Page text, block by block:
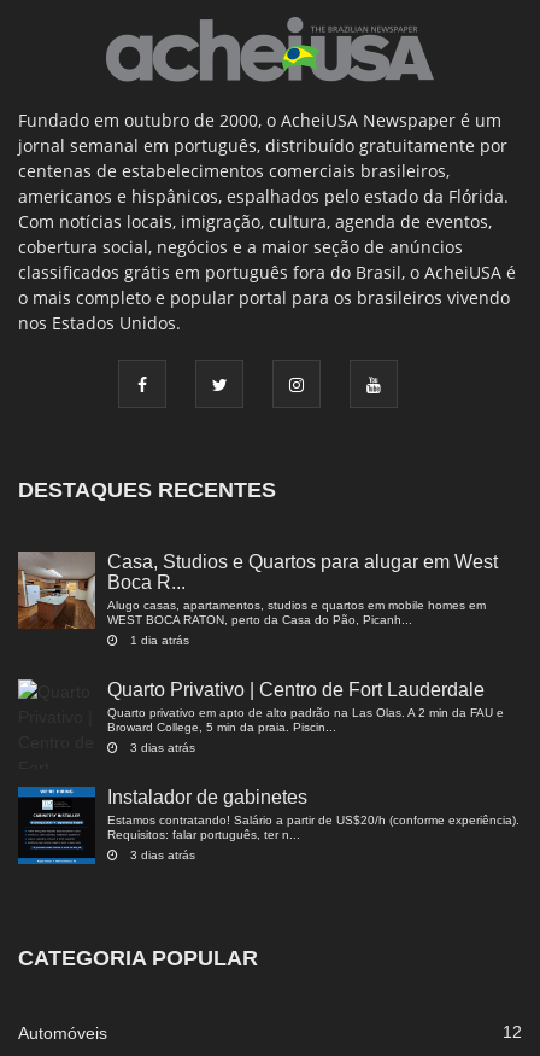
Fundado em outubro de 2000, o AcheiUSA Newspaper é um
jornal semanal em português, distribuído gratuitamente por
centenas de estabelecimentos comerciais brasileiros,
americanos e hispânicos, espalhados pelo estado da Flórida.
Com notícias locais, imigração, cultura, agenda de eventos,
cobertura social, negócios e a maior seção de anúncios
classificados grátis em português fora do Brasil, o AcheiUSA é
o mais completo e popular portal para os brasileiros vivendo
nos Estados Unidos.
DESTAQUES RECENTES
Casa, Studios e Quartos para alugar em West
Boca R...
Alugo casas, apartamentos, studios e quartos em mobile homes em
WEST BOCA RATON, perto da Casa do Pão, Picanh...
1 dia atrás
Quarto Privativo | Centro de Fort Lauderdale
Quarto privativo em apto de alto padrão na Las Olas. A 2 min da FAU e
Broward College, 5 min da praia. Piscin...
3 dias atrás
Instalador de gabinetes
Estamos contratando! Salário a partir de US$20/h (conforme experiência).
Requisitos: falar português, ter n...
3 dias atrás
CATEGORIA POPULAR
Automóveis 12